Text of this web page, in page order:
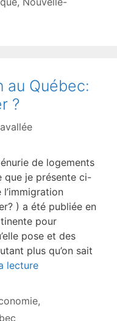
au Québec:
?
de logements
que je présente ci-
) a été publiée en
pour
pose et des
plus qu’on sait
lecture
,